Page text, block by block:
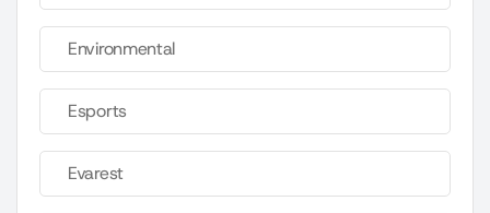
Environmental
Esports
Evarest